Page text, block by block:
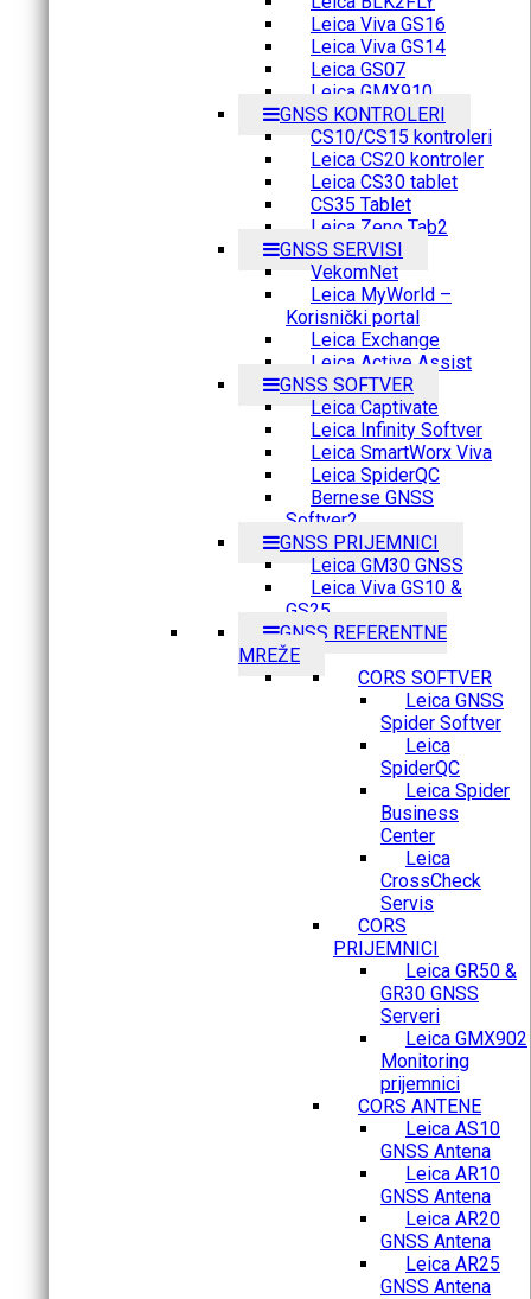
Leica Viva GS16
Leica Viva GS14
Leica GS07
Leica GMX910
GNSS KONTROLERI
CS10/CS15 kontroleri
Leica CS20 kontroler
Leica CS30 tablet
CS35 Tablet
Leica Zeno Tab2
GNSS SERVISI
VekomNet
Leica MyWorld –
Korisnički portal
Leica Exchange
Leica Active Assist
GNSS SOFTVER
Leica Captivate
Leica Infinity Softver
Leica SmartWorx Viva
Leica SpiderQC
Bernese GNSS
Softver2
GNSS PRIJEMNICI
Leica GM30 GNSS
Leica Viva GS10 &
GS25
GNSS REFERENTNE
MREŽE
CORS SOFTVER
Leica GNSS
Spider Softver
Leica
SpiderQC
Leica Spider
Business
Center
Leica
CrossCheck
Servis
CORS
PRIJEMNICI
Leica GR50 &
GR30 GNSS
Serveri
Leica GMX902
Monitoring
prijemnici
CORS ANTENE
Leica AS10
GNSS Antena
Leica AR10
GNSS Antena
Leica AR20
GNSS Antena
Leica AR25
GNSS Antena